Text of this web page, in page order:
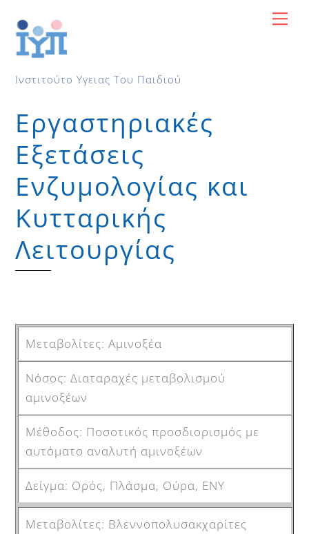
content
Ινστιτούτο Υγειας Του Παιδιού
Εργαστηριακές
Εξετάσεις
Ενζυμολογίας και
Κυτταρικής
Λειτουργίας
Αμινοξέα
Διαταραχές μεταβολισμού
αμινοξέων
Ποσοτικός προσδιορισμός με
αυτόματο αναλυτή αμινοξέων
Ορός, Πλάσμα, Ούρα, ΕΝΥ
Βλεννοπολυσακχαρίτες